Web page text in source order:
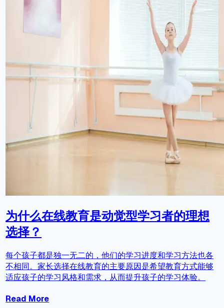
为什么在线教育是动觉型学习者的理想
选择？
每个孩子都是独一无二的，他们的学习进度和学习方法也各
不相同。家长选择在线教育的主要原因是希望教育方式能够
适应孩子的学习风格和需求，从而提升孩子的学习体验。
Read More